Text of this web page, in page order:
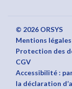
© 2026 ORSYS
Mentions légales
Protection des
CGV
Accessibilité :
la déclaration